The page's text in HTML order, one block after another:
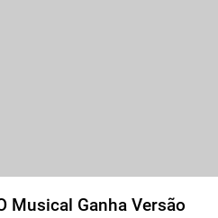
Musical Ganha Versão